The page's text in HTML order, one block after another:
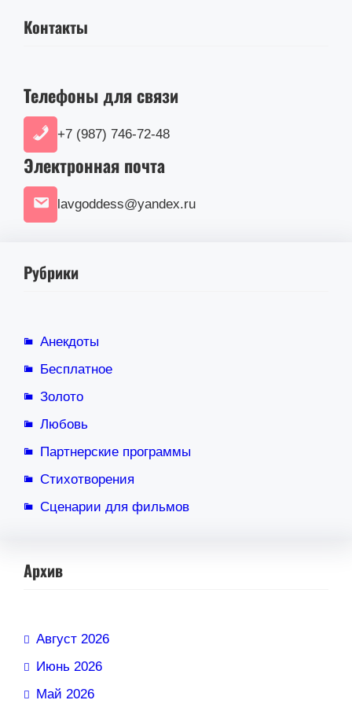
Контакты
Телефоны для связи
+7 (987) 746-72-48
Электронная почта
lavgoddess@yandex.ru
Рубрики
Анекдоты
Бесплатное
Золото
Любовь
Партнерские программы
Стихотворения
Сценарии для фильмов
Архив
Август 2026
Июнь 2026
Май 2026